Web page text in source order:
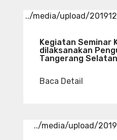
../media/upload/
Kegiatan Seminar
dilaksanakan
Tangerang Selatan
Baca Detail
../media/upload/